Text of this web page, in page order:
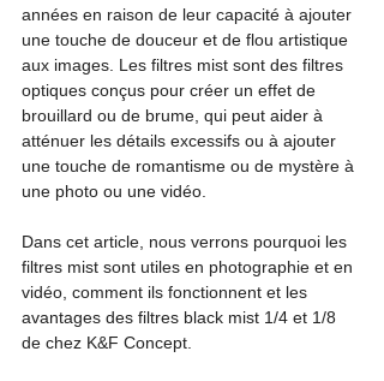
années en raison de leur capacité à ajouter
une touche de douceur et de flou artistique
aux images. Les filtres mist sont des filtres
optiques conçus pour créer un effet de
brouillard ou de brume, qui peut aider à
atténuer les détails excessifs ou à ajouter
une touche de romantisme ou de mystère à
une photo ou une vidéo.
Dans cet article, nous verrons pourquoi les
filtres mist sont utiles en photographie et en
vidéo, comment ils fonctionnent et les
avantages des filtres black mist 1/4 et 1/8
de chez K&F Concept.